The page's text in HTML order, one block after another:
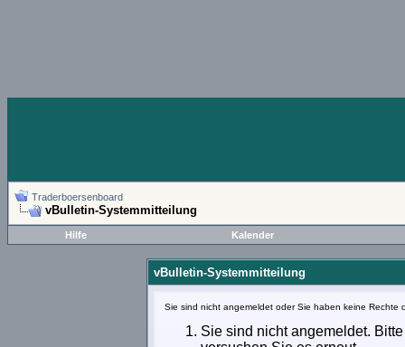
Traderboersenboard
vBulletin-Systemmitteilung
Hilfe Kalender
vBulletin-Systemmitteilung
Sie sind nicht angemeldet oder Sie haben keine
Sie sind nicht angemeldet.